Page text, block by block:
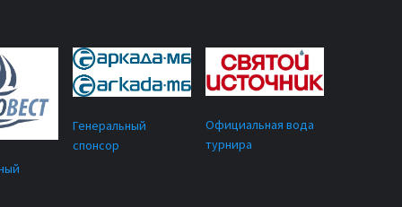
Генеральный
спонсор
Официальная вода
турнира